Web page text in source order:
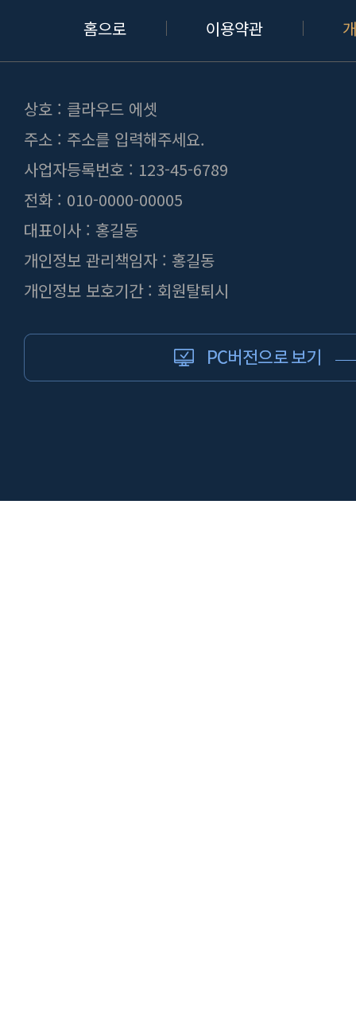
홈으로 이용약관
상호 : 클라우드 에셋
주소 : 주소를 입력해주세요.
사업자등록번호 : 123-45-6789
전화 : 010-0000-00005
대표이사 : 홍길동
개인정보 관리책임자 : 홍길동
개인정보 보호기간 : 회원탈퇴시